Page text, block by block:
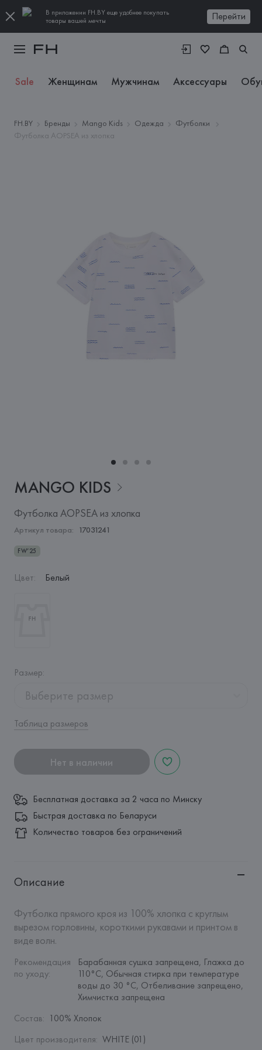
В приложении FH.BY еще удобнее покупать
товары вашей мечты
Перейти
Sale Женщинам Мужчинам Аксессуары
FH.BY Бренды Mango Kids Одежда
Футболки
Футболка AOPSEA из хлопка
MANGO KIDS
Футболка AOPSEA из хлопка
Артикул товара: 17031241
FW’25
Цвет: Белый
Размер:
Выберите размер
Таблица размеров
Нет в наличии
Бесплатная доставка за 2 часа по Минску
Быстрая доставка по Беларуси
Количество товаров без ограничений
Описание
Футболка прямого кроя из 100% хлопка с круглым
вырезом горловины, короткими рукавами и принтом в
виде волн.
Рекомендация
по уходу:
Барабанная сушка запрещена, Глажка до
110°C, Обычная стирка при температуре
воды до 30 °C, Отбеливание запрещено,
Химчистка запрещена
Состав: 100% Хлопок
Цвет производителя: WHITE (01)